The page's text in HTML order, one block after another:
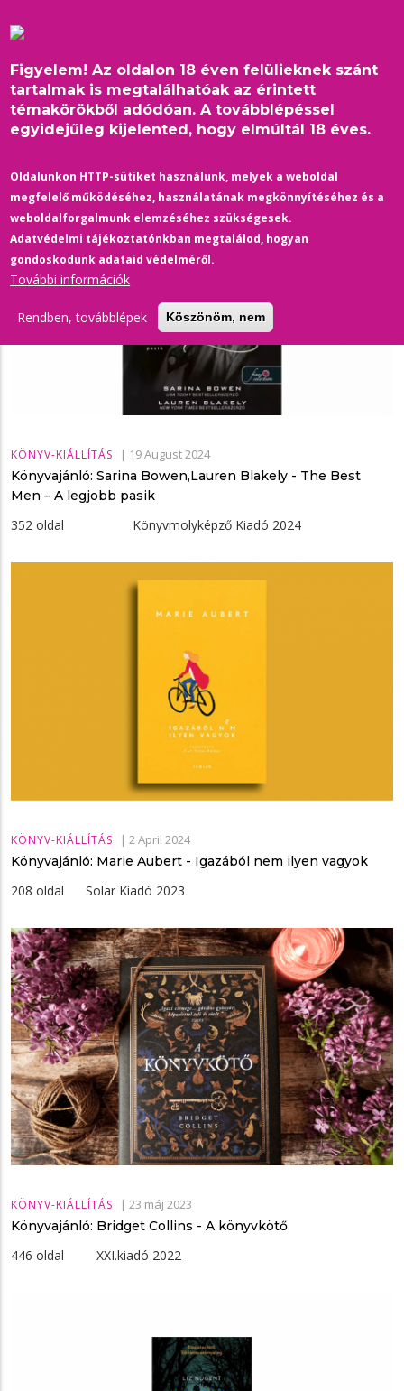
Figyelem! Az oldalon 18 éven felülieknek szánt
tartalmak is megtalálhatóak az érintett
témakörökből adódóan. A továbblépéssel
egyidejűleg kijelented, hogy elmúltál 18 éves.
Oldalunkon HTTP-sütiket használunk, melyek a weboldal
megfelelő működéséhez, használatának megkönnyítéséhez és a
weboldalforgalmunk elemzéséhez szükségesek.
Adatvédelmi tájékoztatónkban megtalálod, hogyan
gondoskodunk adataid védelméről.
További információk
Rendben, továbblépek Köszönöm, nem
KÖNYV-KIÁLLÍTÁS | 19 August 2024
Könyvajánló: Sarina Bowen,Lauren Blakely - The ​Best
Men – A legjobb pasik
352 oldal Könyvmolyképző Kiadó 2024
KÖNYV-KIÁLLÍTÁS | 2 April 2024
Könyvajánló: Marie Aubert - Igazából ​nem ilyen vagyok
208 oldal Solar Kiadó 2023
KÖNYV-KIÁLLÍTÁS | 23 máj 2023
Könyvajánló: Bridget Collins - A ​könyvkötő
446 oldal XXI.kiadó 2022